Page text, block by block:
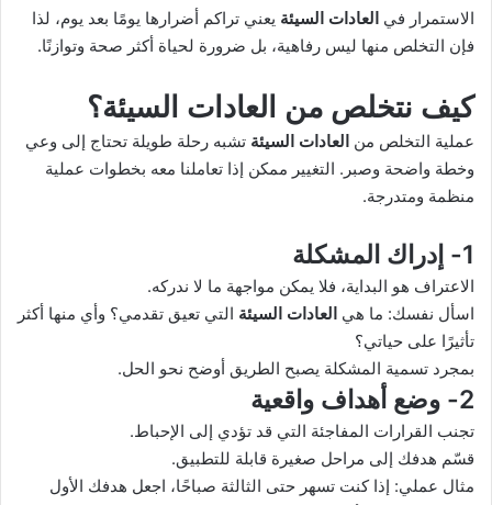
الاستمرار في العادات السيئة يعني تراكم أضرارها يومًا بعد يوم، لذا
فإن التخلص منها ليس رفاهية، بل ضرورة لحياة أكثر صحة وتوازنًا.
كيف نتخلص من العادات السيئة؟
عملية التخلص من العادات السيئة تشبه رحلة طويلة تحتاج إلى وعي
وخطة واضحة وصبر. التغيير ممكن إذا تعاملنا معه بخطوات عملية
منظمة ومتدرجة.
1- إدراك المشكلة
الاعتراف هو البداية، فلا يمكن مواجهة ما لا ندركه.
اسأل نفسك: ما هي العادات السيئة التي تعيق تقدمي؟ وأي منها أكثر
تأثيرًا على حياتي؟
بمجرد تسمية المشكلة يصبح الطريق أوضح نحو الحل.
2- وضع أهداف واقعية
تجنب القرارات المفاجئة التي قد تؤدي إلى الإحباط.
قسّم هدفك إلى مراحل صغيرة قابلة للتطبيق.
مثال عملي: إذا كنت تسهر حتى الثالثة صباحًا، اجعل هدفك الأول